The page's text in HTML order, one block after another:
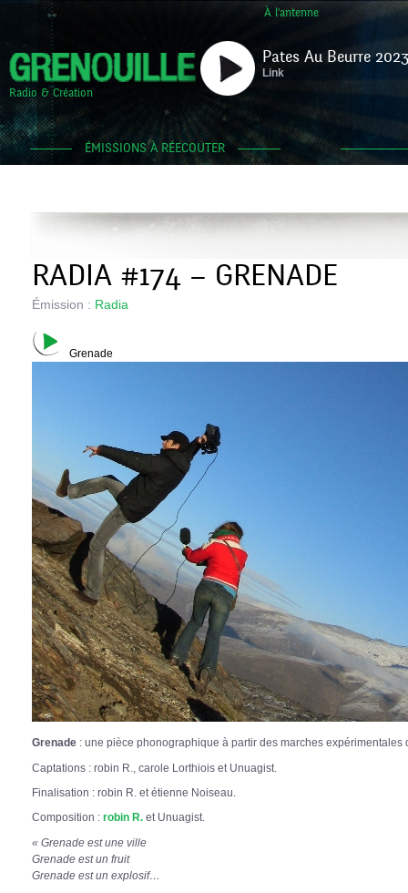
À l'antenne
Radio & Création
Pates Au Beurre
Link
ÉMISSIONS À RÉECOUTER
RADIA #174 – GRENADE
Émission : Radia
Grenade
Grenade : une pièce phonographique à partir des marches
Captations : robin R., carole Lorthiois et Unuagist.
Finalisation : robin R. et étienne Noiseau.
Composition : robin R. et Unuagist.
« Grenade est une ville
Grenade est un fruit
Grenade est un explosif…